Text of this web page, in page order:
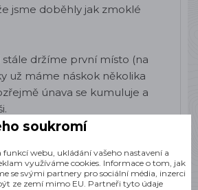
jsme doběhly jak zmoklé
držíme první místo (na
už máme náskok několika
únava se kumuluje a
soukromí
funkcí webu, ukládání vašeho nastavení a
využíváme cookies. Informace o tom, jak
se svými partnery pro sociální média, inzerci
ze zemí mimo EU. Partneři tyto údaje